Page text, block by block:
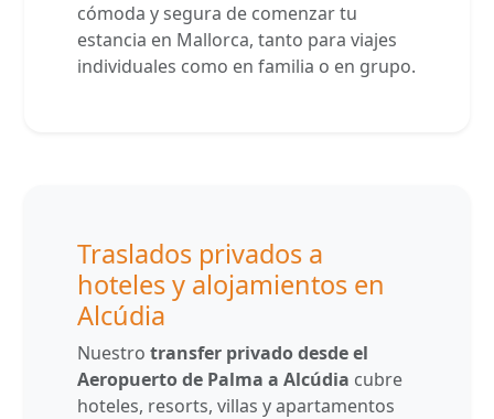
cómoda y segura de comenzar tu
estancia en Mallorca, tanto para viajes
individuales como en familia o en grupo.
Traslados privados a
hoteles y alojamientos en
Alcúdia
Nuestro transfer privado desde el
Aeropuerto de Palma a Alcúdia cubre
hoteles, resorts, villas y apartamentos